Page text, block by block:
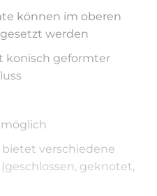
können im oberen
werden
konisch geformter
bietet verschiedene
geknotet,